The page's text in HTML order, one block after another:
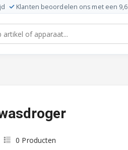
Klanten beoordelen ons met een 9,6
0 Producten